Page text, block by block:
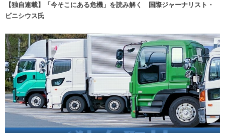
【独自連載】「今そこにある危機」を読み解く 国際ジャーナリスト・
ビニシウス氏